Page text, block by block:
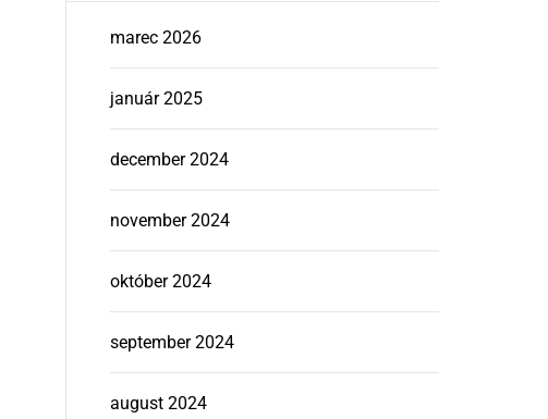
marec 2026
január 2025
december 2024
november 2024
október 2024
september 2024
august 2024